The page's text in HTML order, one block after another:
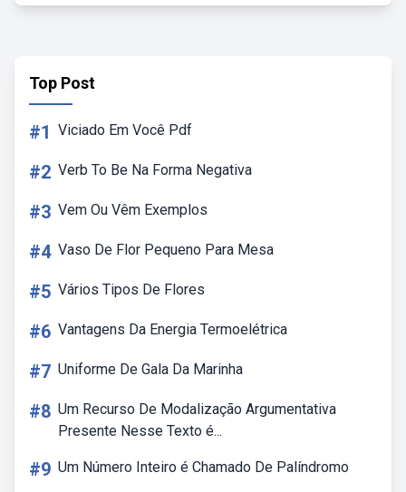
Top Post
#1 Viciado Em Você Pdf
#2 Verb To Be Na Forma Negativa
#3 Vem Ou Vêm Exemplos
#4 Vaso De Flor Pequeno Para Mesa
#5 Vários Tipos De Flores
#6 Vantagens Da Energia Termoelétrica
#7 Uniforme De Gala Da Marinha
#8 Um Recurso De Modalização Argumentativa
Presente Nesse Texto é...
#9 Um Número Inteiro é Chamado De Palíndromo